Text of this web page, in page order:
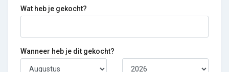
Wat heb je gekocht?
Wanneer heb je dit gekocht?